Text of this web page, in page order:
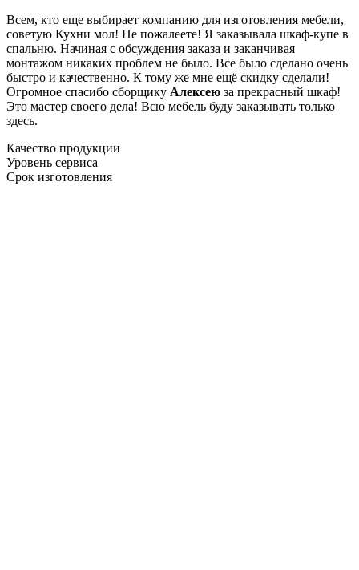
Всем, кто еще выбирает компанию для изготовления мебели,
советую Кухни мол! Не пожалеете! Я заказывала шкаф-купе в
спальню. Начиная с обсуждения заказа и заканчивая
монтажом никаких проблем не было. Все было сделано очень
быстро и качественно. К тому же мне ещё скидку сделали!
Огромное спасибо сборщику Алексею за прекрасный шкаф!
Это мастер своего дела! Всю мебель буду заказывать только
здесь.
Качество продукции
Уровень сервиса
Срок изготовления